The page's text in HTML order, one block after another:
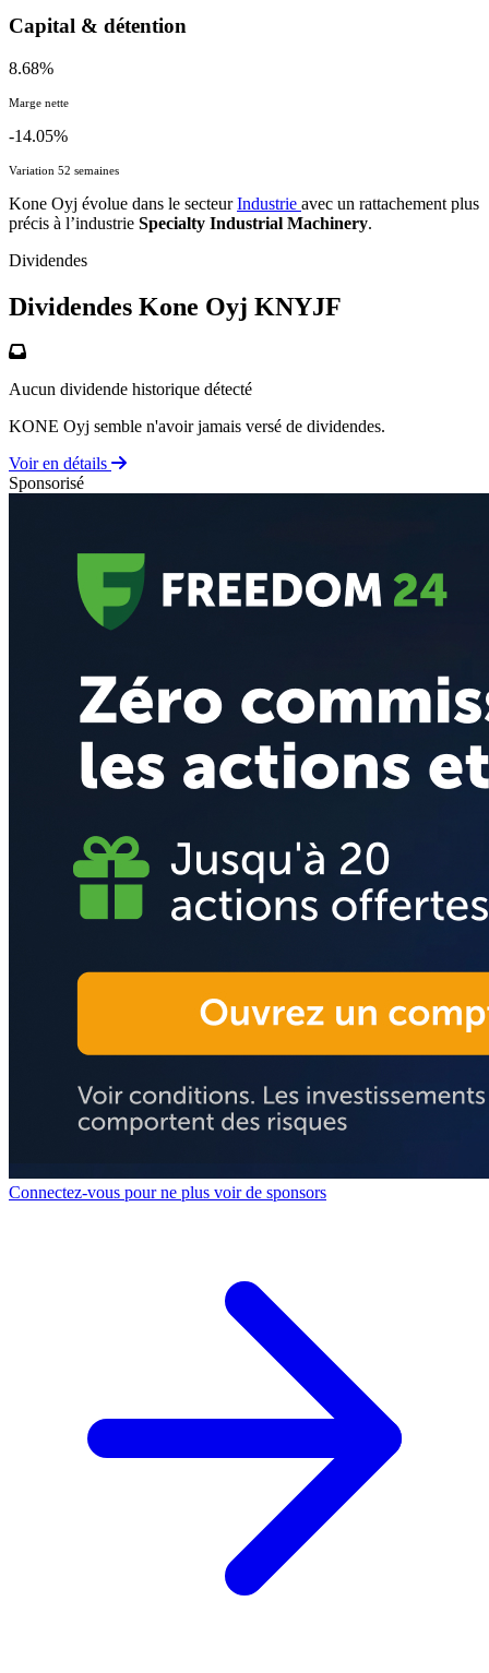
Capital & détention
8.68%
Marge nette
-14.05%
Variation 52 semaines
Kone Oyj évolue dans le secteurIndustrie avec un rattachement plus
précis à l’industrie Specialty Industrial Machinery.
Dividendes
Dividendes Kone Oyj KNYJF
Aucun dividende historique détecté
KONE Oyj semble n'avoir jamais versé de dividendes.
Voir en détails
Sponsorisé
Connectez-vous pour ne plus voir de sponsors